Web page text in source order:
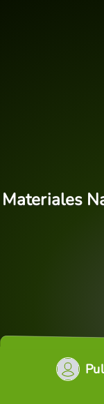
Materiales